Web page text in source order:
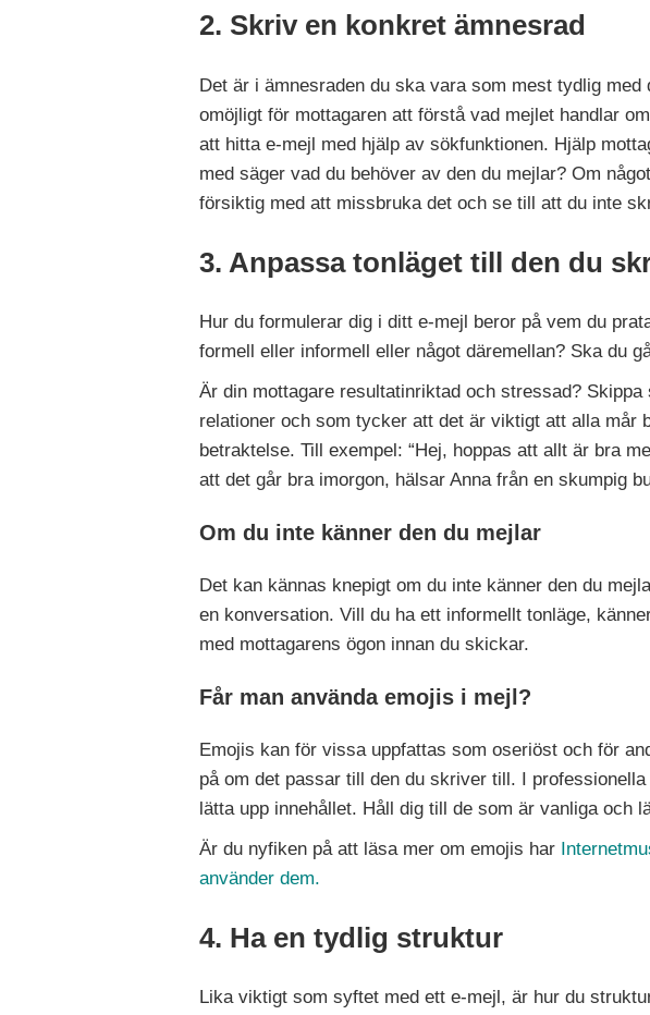
2. Skriv en konkret ämnesrad
Det är i ämnesraden du ska vara som mest tydlig
omöjligt för mottagaren att förstå vad mejlet handlar
att hitta e-mejl med hjälp av sökfunktionen. Hjälp
med säger vad du behöver av den du mejlar? Om
försiktig med att missbruka det och se till att du inte
3. Anpassa tonläget till den du
Hur du formulerar dig i ditt e-mejl beror på vem du
formell eller informell eller något däremellan? Ska du
Är din mottagare resultatinriktad och stressad?
relationer och som tycker att det är viktigt att alla mår
betraktelse. Till exempel: “Hej, hoppas att allt är bra
att det går bra imorgon, hälsar Anna från en skumpig
Om du inte känner den du mejlar
Det kan kännas knepigt om du inte känner den du
en konversation. Vill du ha ett informellt tonläge,
med mottagarens ögon innan du skickar.
Får man använda emojis i mejl?
Emojis kan för vissa uppfattas som oseriöst och för
på om det passar till den du skriver till. I
lätta upp innehållet. Håll dig till de som är vanliga och
Är du nyfiken på att läsa mer om emojis har
använder dem.
4. Ha en tydlig struktur
Lika viktigt som syftet med ett e-mejl, är hur du